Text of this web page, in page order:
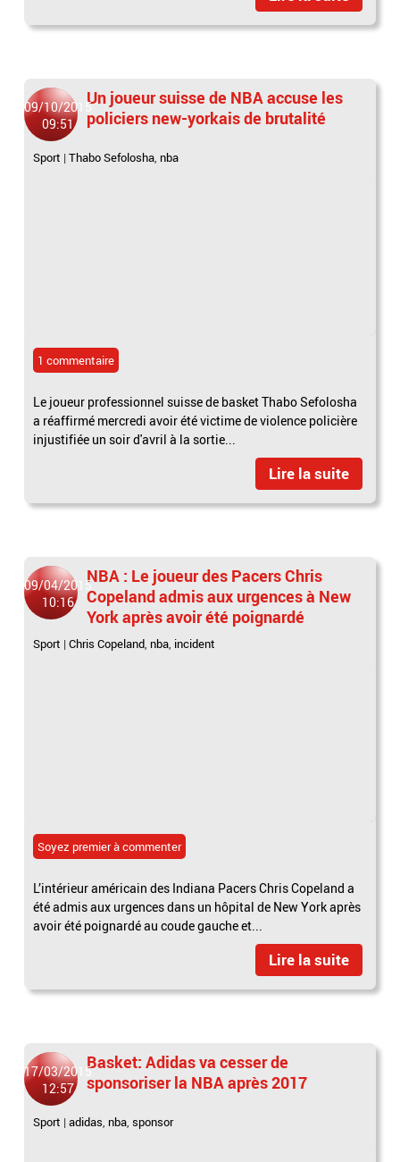
09/10/2015
09:51
Un joueur suisse de NBA accuse les
policiers new-yorkais de brutalité
Sport |Thabo Sefolosha, nba
1 commentaire
Le joueur professionnel suisse de basket Thabo Sefolosha
a réaffirmé mercredi avoir été victime de violence policière
injustifiée un soir d'avril à la sortie...
Lire la suite
09/04/2015
10:16
NBA : Le joueur des Pacers Chris
Copeland admis aux urgences à New
York après avoir été poignardé
Sport |Chris Copeland, nba, incident
Soyez premier à commenter
L’intérieur américain des Indiana Pacers Chris Copeland a
été admis aux urgences dans un hôpital de New York après
avoir été poignardé au coude gauche et...
Lire la suite
17/03/2015
12:57
Basket: Adidas va cesser de
sponsoriser la NBA après 2017
Sport |adidas nba ,sponsor